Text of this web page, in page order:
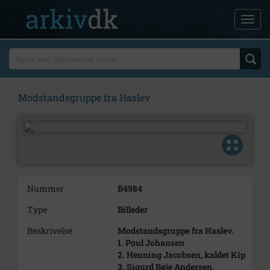
Modstandsgruppe fra Haslev
Nummer
B4984
Type
Billeder
Beskrivelse
Modstandsgruppe fra Haslev.
1. Poul Johansen
2. Henning Jacobsen, kaldet Kip
3. Sigurd Bøje Andersen,